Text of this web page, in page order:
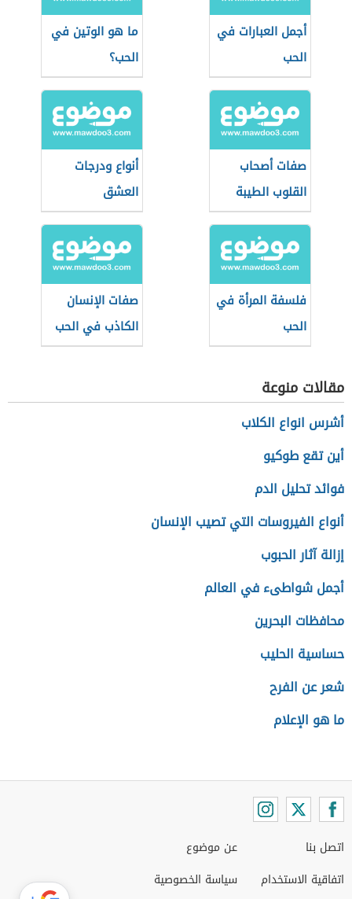
أجمل العبارات في
الحب
ما هو الوتين في
الحب؟
صفات أصحاب
القلوب الطيبة
أنواع ودرجات
العشق
فلسفة المرأة في
الحب
صفات الإنسان
الكاذب في الحب
مقالات منوعة
أشرس انواع الكلاب
أين تقع طوكيو
فوائد تحليل الدم
أنواع الفيروسات التي تصيب الإنسان
إزالة آثار الحبوب
أجمل شواطىء في العالم
محافظات البحرين
حساسية الحليب
شعر عن الفرح
ما هو الإعلام
اتصل بنا
اتفاقية الاستخدام
عن موضوع
سياسة الخصوصية